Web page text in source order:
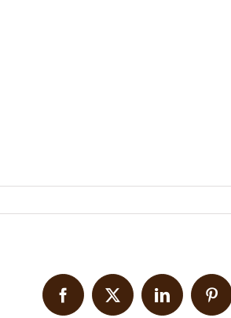
Facebook
X LinkedIn